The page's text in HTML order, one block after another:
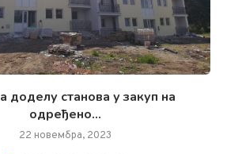
доделу станова у закуп на
одређено...
22 новембра, 2023